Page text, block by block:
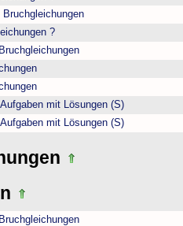
?
mit Lösungen (S)
mit Lösungen (S)